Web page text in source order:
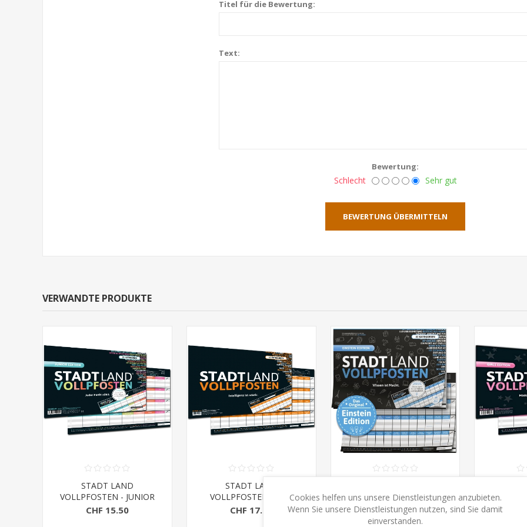
Titel für die Bewertung:
Text:
Bewertung:
Schlecht Sehr gut
BEWERTUNG ÜBERMITTELN
VERWANDTE PRODUKTE
STADT LAND
VOLLPFOSTEN - JUNIOR
EDITION (DinA4-Format)
CHF 15.50
STADT LAND
VOLLPFOSTEN - XXL-
Spielblock (DinA3-Format)
CHF 17.50
VOLLPFOSTEN - Einstein
EDITION (im DinA3-Format)
CHF 18.50
Cookies helfen uns unsere Dienstleistungen anzubieten.
Wenn Sie unsere Dienstleistungen nutzen, sind Sie damit
einverstanden.